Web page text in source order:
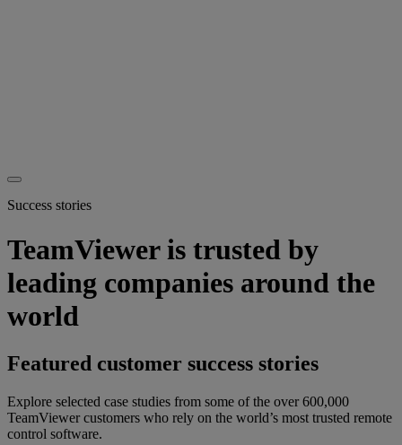
Success stories
TeamViewer is trusted by
leading companies around the
world
Featured customer success stories
Explore selected case studies from some of the over 600,000
TeamViewer customers who rely on the world’s most trusted remote
control software.